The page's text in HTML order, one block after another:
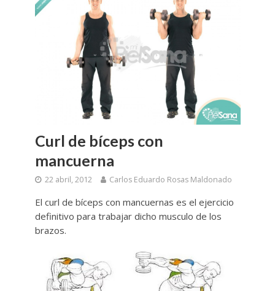
Curl de bíceps con
mancuerna
22 abril, 2012 Carlos Eduardo Rosas Maldonado
El curl de bíceps con mancuernas es el ejercicio
definitivo para trabajar dicho musculo de los
brazos.